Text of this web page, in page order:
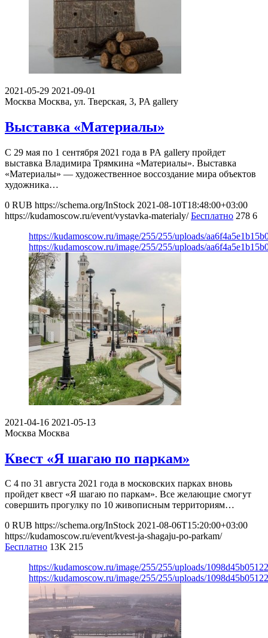
2021-05-29 2021-09-01
Москва Москва, ул. Тверская, 3, PA gallery
Выставка «Материалы»
С 29 мая по 1 сентября 2021 года в PA gallery пройдет
выставка Владимира Трямкина «Материалы». Выставка
«Материалы» — художественное воссоздание мира объектов
художника…
0 RUB https://schema.org/InStock 2021-08-10T18:48:00+03:00
https://kudamoscow.ru/event/vystavka-materialy/ Бесплатно 278 6
https://kudamoscow.ru/image/255/255/uploads/
https://kudamoscow.ru/image/255/255/uploads/
2021-04-16 2021-05-13
Москва Москва
Квест «Я шагаю по паркам»
С 4 по 31 августа 2021 года в московских парках вновь
пройдет квест «Я шагаю по паркам». Все желающие смогут
совершить прогулку по 10 живописным территориям…
0 RUB https://schema.org/InStock 2021-08-06T15:20:00+03:00
https://kudamoscow.ru/event/kvest-ja-shagaju-po-parkam/
Бесплатно 13K 215
https://kudamoscow.ru/image/255/255/uploads/
https://kudamoscow.ru/image/255/255/uploads/